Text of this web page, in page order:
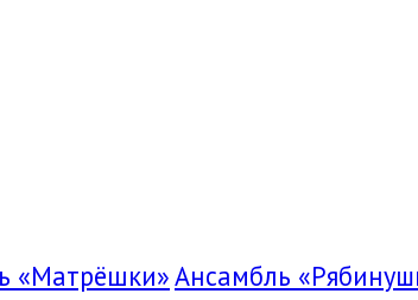
«Матрёшки»Ансамбль